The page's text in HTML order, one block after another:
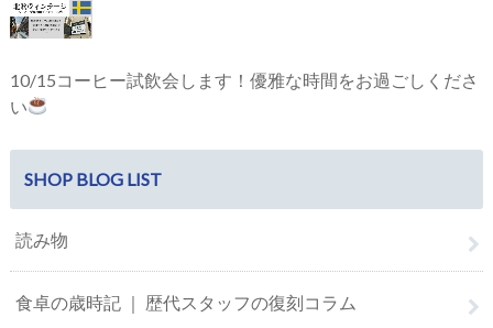
10/15コーヒー試飲会します！優雅な時間をお過ごしくださ
い
SHOP BLOG LIST
読み物
食卓の歳時記 ｜ 歴代スタッフの復刻コラム